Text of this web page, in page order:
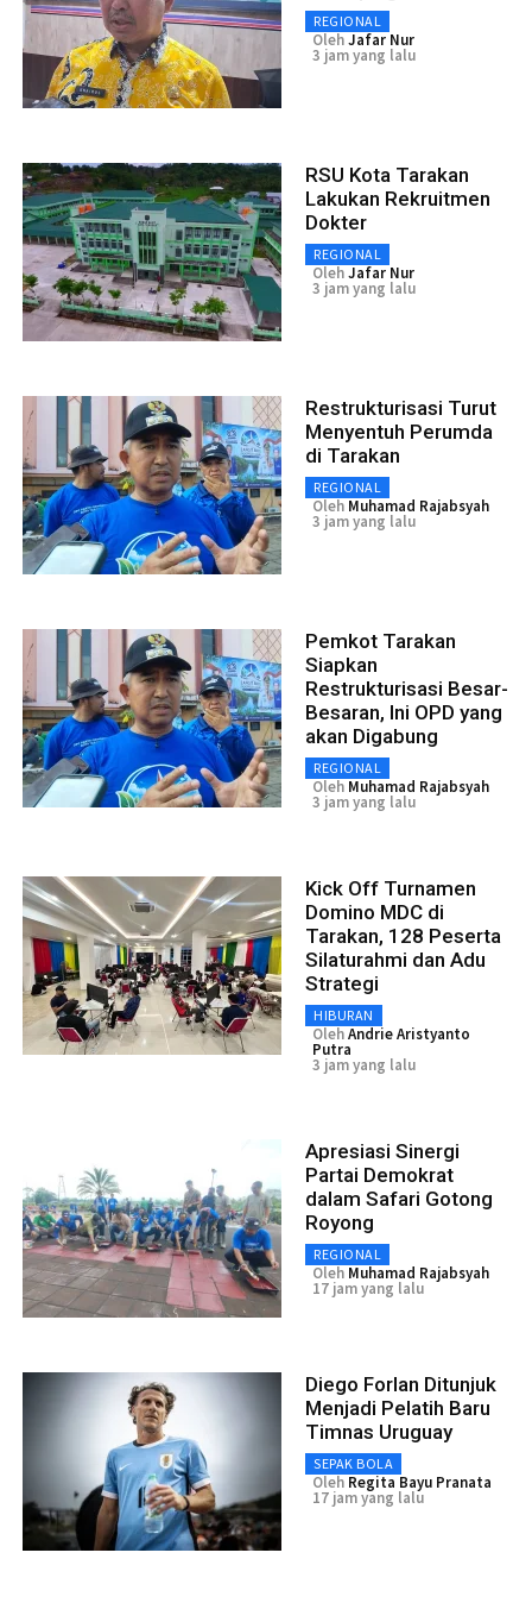
REGIONAL
OlehJafar Nur
3 jam yang lalu
RSU Kota Tarakan
Lakukan Rekruitmen
Dokter
REGIONAL
OlehJafar Nur
3 jam yang lalu
Restrukturisasi Turut
Menyentuh Perumda
di Tarakan
REGIONAL
Oleh Muhamad Rajabsyah
3 jam yang lalu
Pemkot Tarakan
Siapkan
Restrukturisasi Besar-
Besaran, Ini OPD yang
akan Digabung
REGIONAL
Oleh Muhamad Rajabsyah
3 jam yang lalu
Kick Off Turnamen
Domino MDC di
Tarakan, 128 Peserta
Silaturahmi dan Adu
Strategi
HIBURAN
OlehAndrie Aristyanto
Putra
3 jam yang lalu
Apresiasi Sinergi
Partai Demokrat
dalam Safari Gotong
Royong
REGIONAL
Oleh Muhamad Rajabsyah
17 jam yang lalu
Diego Forlan Ditunjuk
Menjadi Pelatih Baru
Timnas Uruguay
SEPAK BOLA
Oleh Regita Bayu Pranata
17 jam yang lalu